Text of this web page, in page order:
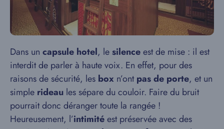
Dans un capsule hotel, lesilenceest de mise : il est
interdit de parler à haute voix. En effet, pour des
raisons de sécurité, les box n’ontpas de porte, et un
simple rideau les sépare du couloir. Faire du bruit
pourrait donc déranger toute la rangée !
Heureusement, l’intimitéest préservée avec des